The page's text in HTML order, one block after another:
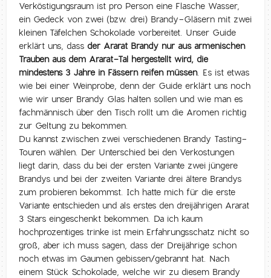
Verköstigungsraum ist pro Person eine Flasche Wasser,
ein Gedeck von zwei (bzw. drei) Brandy-Gläsern mit zwei
kleinen Täfelchen Schokolade vorbereitet. Unser Guide
erklärt uns, dassder Ararat Brandy nur aus armenischen
Trauben aus dem Ararat-Tal hergestellt wird, die
mindestens 3 Jahre in Fässern reifen müssen. Es ist etwas
wie bei einer Weinprobe, denn der Guide erklärt uns noch
wie wir unser Brandy Glas halten sollen und wie man es
fachmännisch über den Tisch rollt um die Aromen richtig
zur Geltung zu bekommen.
Du kannst zwischen zwei verschiedenen Brandy Tasting-
Touren wählen. Der Unterschied bei den Verkostungen
liegt darin, dass du bei der ersten Variante zwei jüngere
Brandys und bei der zweiten Variante drei ältere Brandys
zum probieren bekommst. Ich hatte mich für die erste
Variante entschieden und als erstes den dreijährigen Ararat
3 Stars eingeschenkt bekommen. Da ich kaum
hochprozentiges trinke ist mein Erfahrungsschatz nicht so
groß, aber ich muss sagen, dass der Dreijährige schon
noch etwas im Gaumen gebissen/gebrannt hat. Nach
einem Stück Schokolade, welche wir zu diesem Brandy